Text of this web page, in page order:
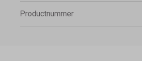
Productnummer